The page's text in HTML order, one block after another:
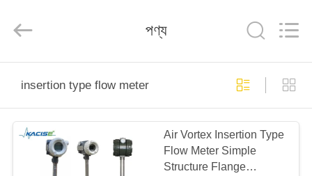
পণ্য
Optronics
Co.,Ltd..
পণ্য
insertion type flow meter
Air Vortex Insertion Type
Flow Meter Simple
Structure Flange